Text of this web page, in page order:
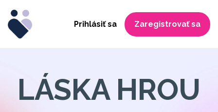
Prihlásiť sa Zaregistrovať sa
LÁSKA HROU